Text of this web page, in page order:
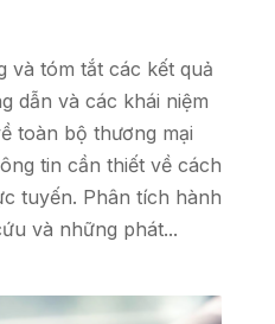
và tóm tắt các kết quả
dẫn và các khái niệm
toàn bộ thương mại
tin cần thiết về cách
tuyến. Phân tích hành
và những phát...